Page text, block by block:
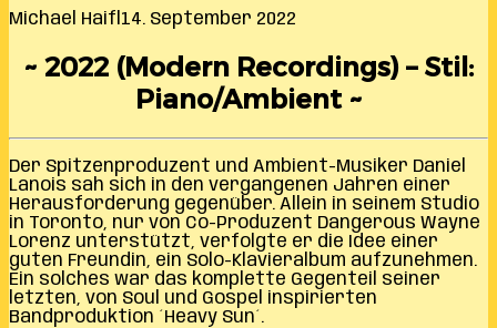
Michael Haifl 14. September 2022
~ 2022 (Modern Recordings) – Stil:
Piano/Ambient ~
Der Spitzenproduzent und Ambient-Musiker Daniel
Lanois sah sich in den vergangenen Jahren einer
Herausforderung gegenüber. Allein in seinem Studio
in Toronto, nur von Co-Produzent Dangerous Wayne
Lorenz unterstützt, verfolgte er die Idee einer
guten Freundin, ein Solo-Klavieralbum aufzunehmen.
Ein solches war das komplette Gegenteil seiner
letzten, von Soul und Gospel inspirierten
Bandproduktion ´Heavy Sun´.